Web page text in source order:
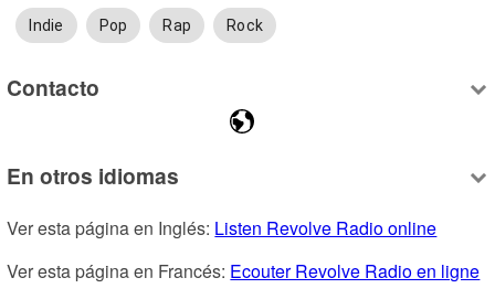
Indie Pop Rap Rock
Contacto
En otros idiomas
Ver esta página en Inglés: Listen Revolve Radio online
Ver esta página en Francés: Ecouter Revolve Radio en ligne